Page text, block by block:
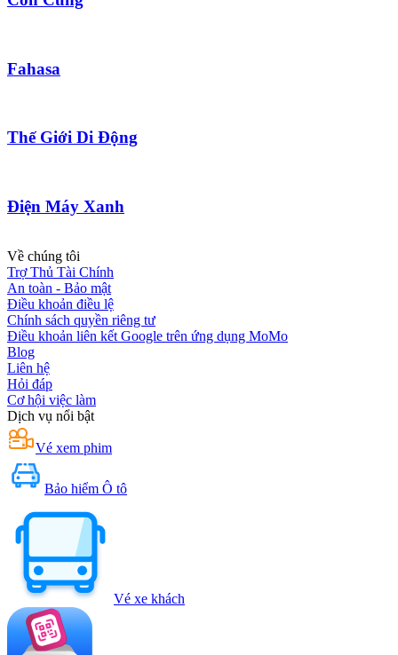
Fahasa
Thế Giới Di Động
Điện Máy Xanh
Về chúng tôi
Trợ Thủ Tài Chính
An toàn - Bảo mật
Điều khoản điều lệ
Chính sách quyền riêng tư
Điều khoản liên kết Google trên ứng dụng MoMo
Blog
Liên hệ
Hỏi đáp
Cơ hội việc làm
Dịch vụ nổi bật
Vé xem phim
Bảo hiểm Ô tô
Vé xe khách